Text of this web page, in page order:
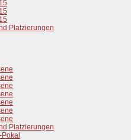
Platzierungen
Platzierungen